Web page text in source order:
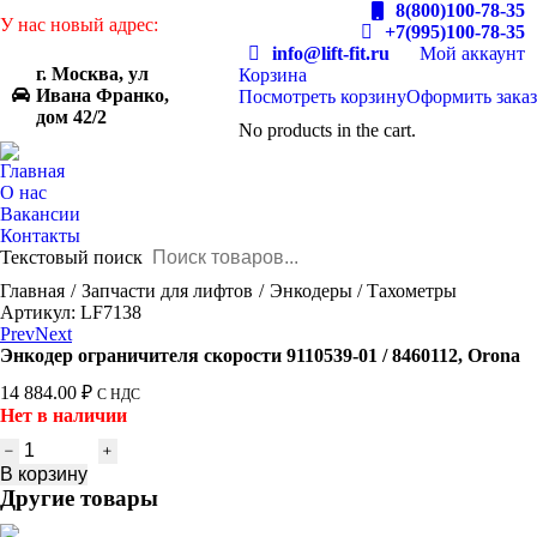
У нас новый адрес:
г. Москва, ул
Ивана Франко,
дом 42/2
8(800)100-78-35
+7(995)100-78-35
info@lift-fit.ru
Мой аккаунт
Корзина
Посмотреть корзинуОформить заказ
No products in the cart.
Главная
О нас
Вакансии
Контакты
Текстовый поиск
You are here:
Главная Запчасти для лифтов
Энкодеры / Тахометры
Артикул: LF7138
PrevNext
Энкодер ограничителя скорости 9110539-01 / 8460112, Orona
14 884.00 ₽ С НДС
Нет в наличии
Количество
товара
Энкодер
ограничителя
В корзину
Другие товары